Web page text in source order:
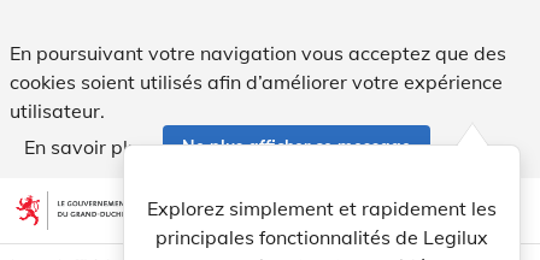
En poursuivant votre navigation vous acceptez que des
cookies soient utilisés afin d’améliorer votre expérience
utilisateur.
En savoir plus
Ne plus afficher ce message
Aller au contenu account_circle help Aide
Explorez simplement et rapidement les
principales fonctionnalités de Legilux
light_mode dark_mode